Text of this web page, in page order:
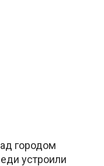
городом
устроили